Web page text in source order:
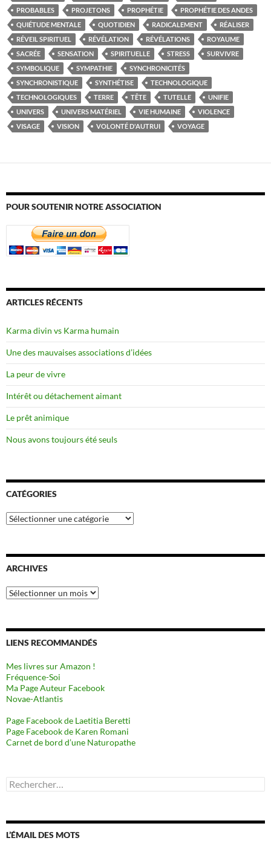
PROBABLES
PROJETONS PROPHÉTIE
PROPHÉTIE DES ANDES
QUIÉTUDE MENTALE
QUOTIDIEN RADICALEMENT
RÉALISER
RÉVEIL SPIRITUEL
RÉVÉLATION RÉVÉLATIONS
ROYAUME
SACRÉE
SENSATION SPIRITUELLE STRESS
SURVIVRE
SYMBOLIQUE
SYMPATHIE
SYNCHRONICITÉS
SYNCHRONISTIQUE
SYNTHÉTISE
TECHNOLOGIQUE
TECHNOLOGIQUES
TERRE TÊTE TUTELLE
UNIFIE
UNIVERS
UNIVERS MATÉRIEL VIE HUMAINE
VIOLENCE
VISAGE
VISION VOLONTÉ D'AUTRUI VOYAGE
POUR SOUTENIR NOTRE ASSOCIATION
ARTICLES RÉCENTS
Karma divin vs Karma humain
Une des mauvaises associations d’idées
La peur de vivre
Intérêt ou détachement aimant
Le prêt animique
Nous avons toujours été seuls
CATÉGORIES
Catégories
ARCHIVES
Archives
LIENS RECOMMANDÉS
Mes livres sur Amazon !
Fréquence-Soi
Ma Page Auteur Facebook
Novae-Atlantis
Page Facebook de Laetitia Beretti
Page Facebook de Karen Romani
Carnet de bord d’une Naturopathe
Rechercher :
L’ÉMAIL DES MOTS